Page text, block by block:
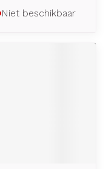
Niet beschikbaar